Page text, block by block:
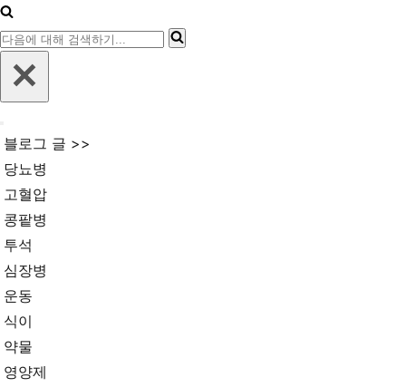
해
검
색
다
해
검
색
하
기...
비
게
이
션
메
뉴
블로그 글 >>
당뇨병
고혈압
콩팥병
투석
심장병
운동
식이
약물
영양제